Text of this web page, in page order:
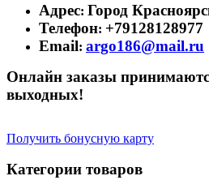
Адрес: Город
Телефон: +79128128977
Email: argo186@mail.ru
Онлайн заказы
выходных!
Получить бонусную карту
Категории товаров